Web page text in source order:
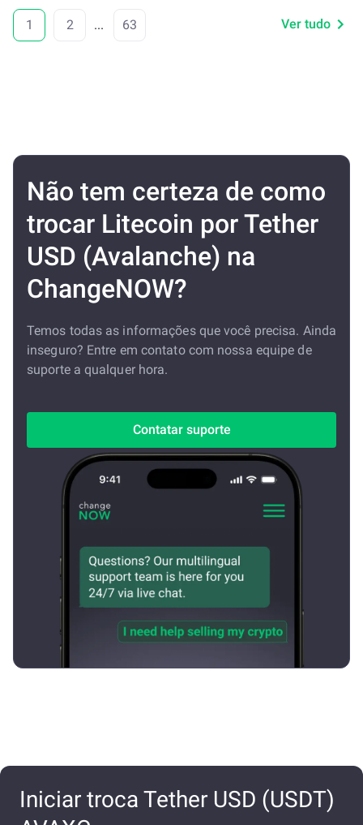
1 2 ... 63 Ver tudo
Não tem certeza de como
trocar Litecoin por Tether
USD (Avalanche) na
ChangeNOW?
Temos todas as informações que você precisa. Ainda
inseguro? Entre em contato com nossa equipe de
suporte a qualquer hora.
Contatar suporte
Iniciar troca Tether USD (USDT)